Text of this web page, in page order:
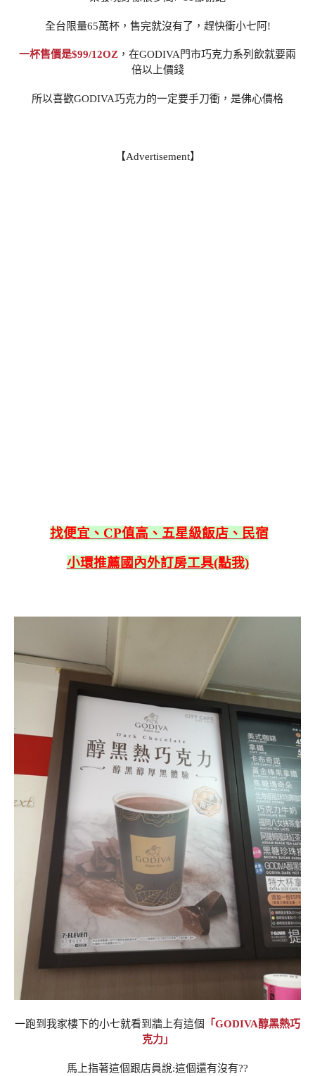
全台限量65萬杯，售完就沒有了，趕快衝小七阿!
一杯售價是$99/12OZ ，在GODIVA門市巧克力系列飲就要兩
倍以上價錢
所以喜歡GODIVA巧克力的一定要手刀衝，是佛心價格
【Advertisement】
找便宜、CP值高、五星級飯店、民宿
小環推薦國內外訂房工具(點我)
一跑到我家樓下的小七就看到牆上有這個
「GODIVA醇黑熱巧
克力」
馬上指著這個跟店員說:這個還有沒有??